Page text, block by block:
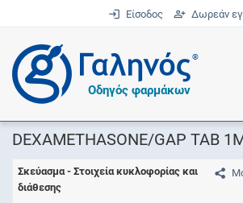
Είσοδος Δωρεάν
®
Οδηγός φαρμάκων
DEXAMETHASONE/GAP TAB
Σκεύασμα - Στοιχεία κυκλοφορίας και
διάθεσης